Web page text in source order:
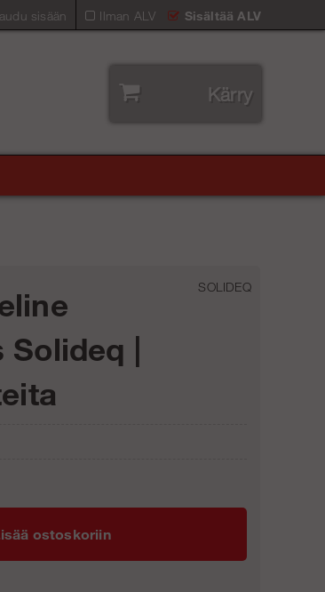
Ilman ALV Sisältää ALV
sisään
Kärry
Solideq |
SOLIDEQ
ostoskoriin